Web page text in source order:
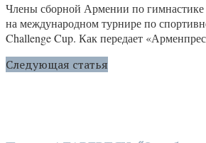
Члены сборной Армении по гимнастике
на международном турнире по
Challenge Cup. Как передает
Следующая статья